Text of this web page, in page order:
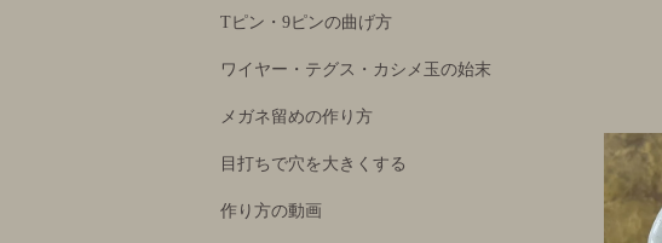
Tピン・9ピンの曲げ方
ワイヤー・テグス・カシメ玉の始末
メガネ留めの作り方
目打ちで穴を大きくする
作り方の動画